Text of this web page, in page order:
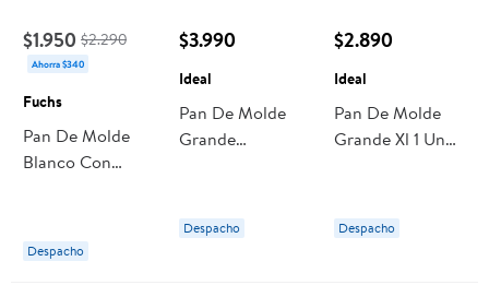
$1.950 $2.290
Ahorra $340
Fuchs
Pan De Molde
Blanco Con
Despacho
$3.990
Ideal
Pan De Molde
Grande
Despacho
$2.890
Ideal
Pan De Molde
Grande Xl 1 Un
Despacho